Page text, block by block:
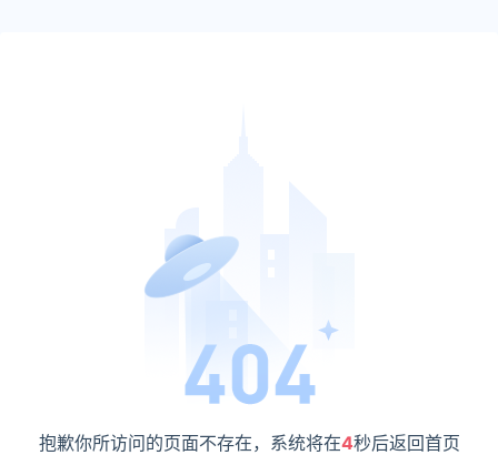
抱歉你所访问的页面不存在，系统将在4秒后返回首页